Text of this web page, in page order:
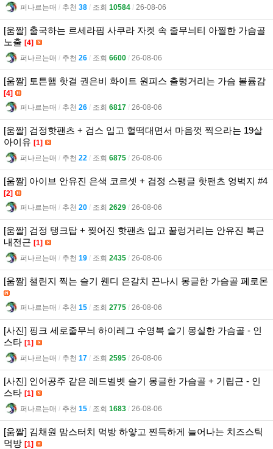
퍼나르는매 l 추천 38 l 조회 10584 l 26-08-06
[움짤] 출국하는 르세라핌 사쿠라 자켓 속 줄무늬티 아찔한 가슴골
노출 [4]
퍼나르는매 l 추천 26 l 조회 6600 l 26-08-06
[움짤] 토튼햄 핫걸 권은비 화이트 원피스 출렁거리는 가슴 볼륨감
[4]
퍼나르는매 l 추천 26 l 조회 6817 l 26-08-06
[움짤] 검정핫팬츠 + 검스 입고 헐떡대면서 마음껏 찍으라는 19살
아이유 [1]
퍼나르는매 l 추천 22 l 조회 6875 l 26-08-06
[움짤] 아이브 안유진 은색 코르셋 + 검정 스팽글 핫팬츠 엉벅지 #4
[2]
퍼나르는매 l 추천 20 l 조회 2629 l 26-08-06
[움짤] 검정 탱크탑 + 찢어진 핫팬츠 입고 꿀렁거리는 안유진 복근
내전근 [1]
퍼나르는매 l 추천 19 l 조회 2435 l 26-08-06
[움짤] 챌린지 찍는 슬기 웬디 은갈치 끈나시 몽글한 가슴골 페로몬
퍼나르는매 l 추천 15 l 조회 2775 l 26-08-06
[사진] 핑크 세로줄무늬 하이레그 수영복 슬기 몽실한 가슴골 - 인
스타 [1]
퍼나르는매 l 추천 17 l 조회 2595 l 26-08-06
[사진] 인어공주 같은 레드벨벳 슬기 몽글한 가슴골 + 기립근 - 인
스타 [1]
퍼나르는매 l 추천 15 l 조회 1683 l 26-08-06
[움짤] 김채원 맘스터치 먹방 하얗고 찐득하게 늘어나는 치즈스틱
먹방 [1]